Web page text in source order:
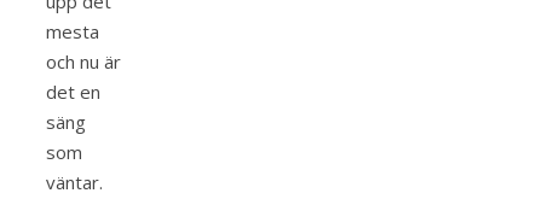
mesta
och nu är
det en
säng
som
väntar.